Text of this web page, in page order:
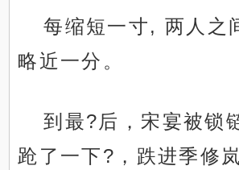
每缩短一寸, 两人之
略近一分。
到最?后，宋宴被锁
跄了一下?，跌进季修